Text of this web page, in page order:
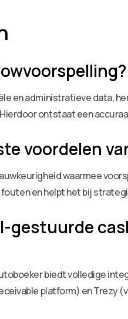
en administratieve data,
ontstaat een
voordelen
waarmee
en helpt het bij
gestuurde
biedt volledige
platform) en Trezy